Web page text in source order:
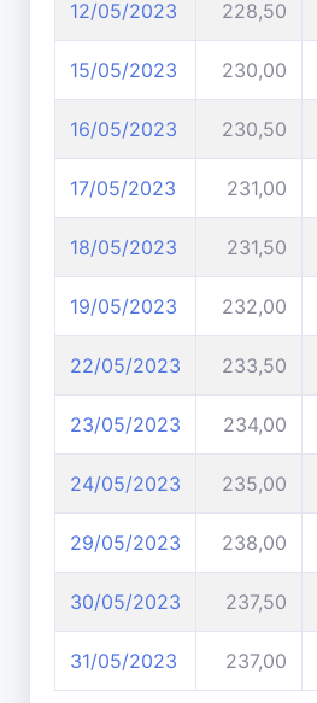
12/05/2023 228,50
15/05/2023 230,00
16/05/2023 230,50
17/05/2023 231,00
18/05/2023 231,50
19/05/2023 232,00
22/05/2023 233,50
23/05/2023 234,00
24/05/2023 235,00
29/05/2023 238,00
30/05/2023 237,50
31/05/2023 237,00